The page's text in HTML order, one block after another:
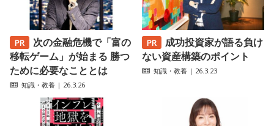
次の金融危機で「富の
移転ゲーム」が始まる 勝つ
ために必要なこととは
知識・教養 | 26.3.26
成功投資家が語る負け
ない資産構築のポイント
知識・教養 | 26.3.23